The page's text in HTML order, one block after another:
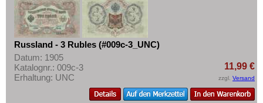
Russland - 3 Rubles (#009c-3_UNC)
Datum: 1905
Katalognr.: 009c-3
Erhaltung: UNC
11,99 €
zzgl. Versand